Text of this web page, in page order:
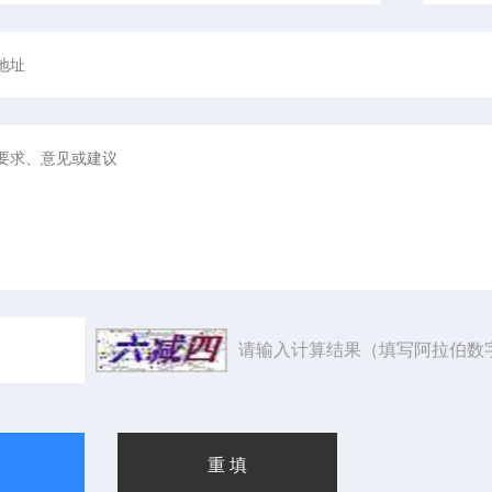
请输入计算结果（填写阿拉伯数